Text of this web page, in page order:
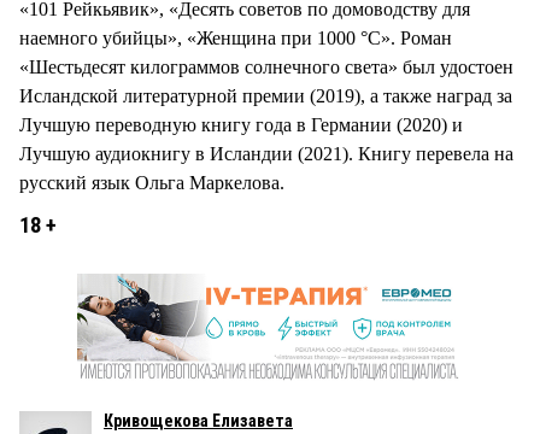
«101 Рейкьявик», «Десять советов по домоводству для
наемного убийцы», «Женщина при 1000 °C». Роман
«Шестьдесят килограммов солнечного света» был удостоен
Исландской литературной премии (2019), а также наград за
Лучшую переводную книгу года в Германии (2020) и
Лучшую аудиокнигу в Исландии (2021). Книгу перевела на
русский язык Ольга Маркелова.
18 +
Кривощекова Елизавета